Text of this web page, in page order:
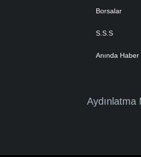
Borsalar
S.S.S
Anında Haber
Aydınlatma